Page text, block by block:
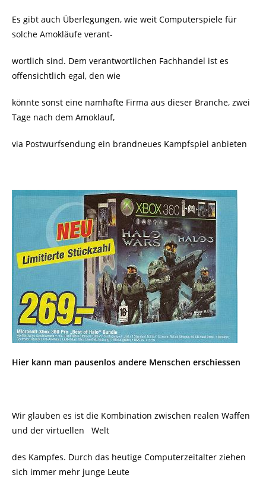
Es gibt auch Überlegungen, wie weit Computerspiele für
solche Amokläufe verant-
wortlich sind. Dem verantwortlichen Fachhandel ist es
offensichtlich egal, den wie
könnte sonst eine namhafte Firma aus dieser Branche, zwei
Tage nach dem Amoklauf,
via Postwurfsendung ein brandneues Kampfspiel anbieten
Hier kann man pausenlos andere Menschen erschiessen
Wir glauben es ist die Kombination zwischen realen Waffen
und der virtuellen
Welt
des Kampfes. Durch das heutige Computerzeitalter ziehen
sich immer mehr junge Leute